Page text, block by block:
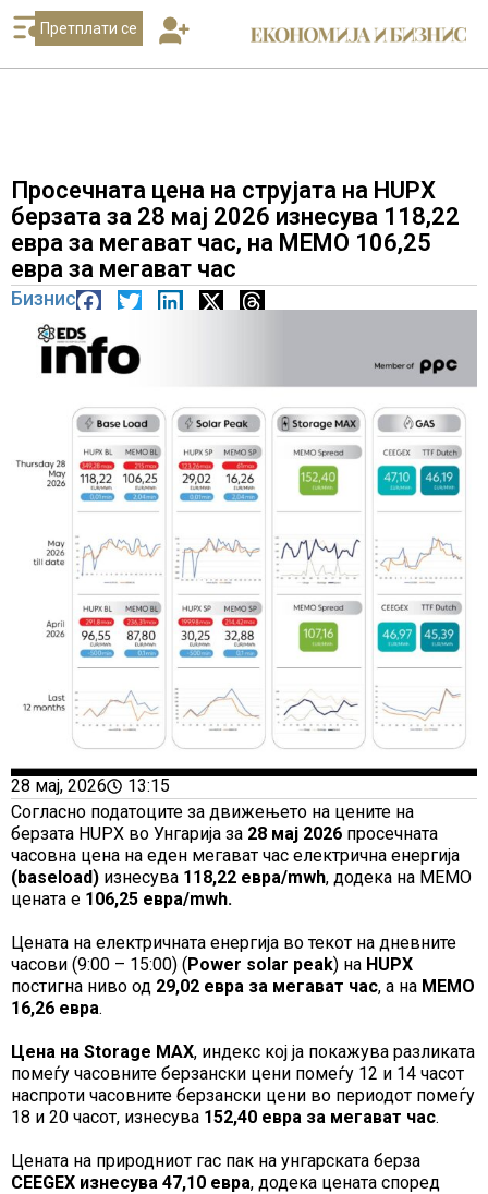
Претплати се
Просечната цена на струјата на HUPX
берзата за 28 мај 2026 изнесува 118,22
евра за мегават час, на МЕМО 106,25
евра за мегават час
Бизнис
28 мај, 2026
13:15
Согласно податоците за движењето на цените на
берзата HUPX во Унгарија за 28 мај 2026 просечната
часовна цена на еден мегават час електрична енергија
(baseload) изнесува 118,22 евра/mwh, додека на MEMO
цената е 106,25 евра/mwh.
Цената на електричната енергија во текот на дневните
часови (9:00 – 15:00) (Power solar peak) на HUPX
постигна ниво од 29,02 евра за мегават час, а на MEMO
16,26 евра.
Цена на Storage MAX, индекс кој ја покажува разликата
помеѓу часовните берзански цени помеѓу 12 и 14 часот
наспроти часовните берзански цени во периодот помеѓу
18 и 20 часот, изнесува 152,40 евра за мегават час.
Цената на природниот гас пак на унгарската берза
CEEGEX изнесува 47,10 евра, додека цената според